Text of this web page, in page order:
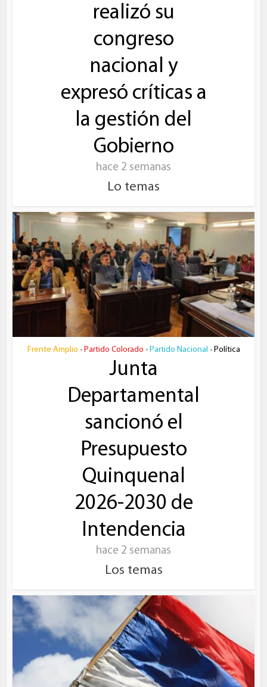
realizó su
congreso
nacional y
expresó críticas a
la gestión del
Gobierno
hace 2 semanas
Lo temas
Frente Amplio • Partido Colorado • Partido Nacional • Política
Junta
Departamental
sancionó el
Presupuesto
Quinquenal
2026-2030 de
Intendencia
hace 2 semanas
Los temas